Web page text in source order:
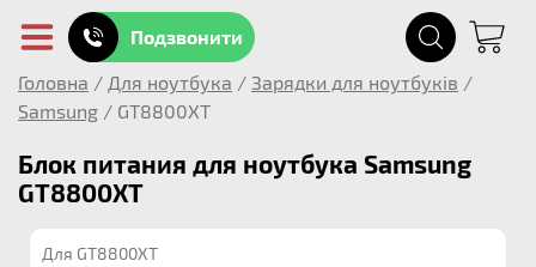
Подзвонити
Головна / Для ноутбука / Зарядки для ноутбуків /
Samsung / GT8800XT
Блок питания для ноутбука Samsung
GT8800XT
Для GT8800XT